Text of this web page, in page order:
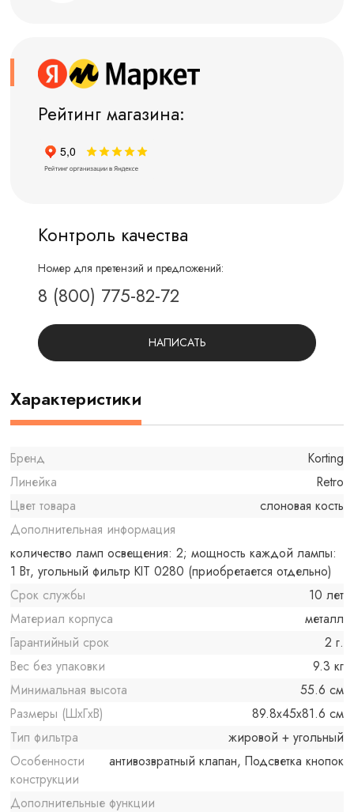
Рейтинг магазина:
Контроль качества
Номер для претензий и предложений:
8 (800) 775-82-72
НАПИСАТЬ
Характеристики
Бренд
Korting
Линейка
Retro
Цвет товара
слоновая кость
Дополнительная информация
количество ламп освещения: 2; мощность каждой лампы:
1 Вт, угольный фильтр KIT 0280 (приобретается отдельно)
Срок службы
10 лет
Материал корпуса
металл
Гарантийный срок
2 г.
Вес без упаковки
9.3 кг
Минимальная высота
55.6 см
Размеры (ШxГxВ)
89.8x45x81.6 см
Тип фильтра
жировой + угольный
Особенности
конструкции
антивозвратный клапан, Подсветка кнопок
Дополнительные функции